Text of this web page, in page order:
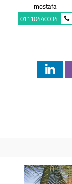
mostafa
01110440034